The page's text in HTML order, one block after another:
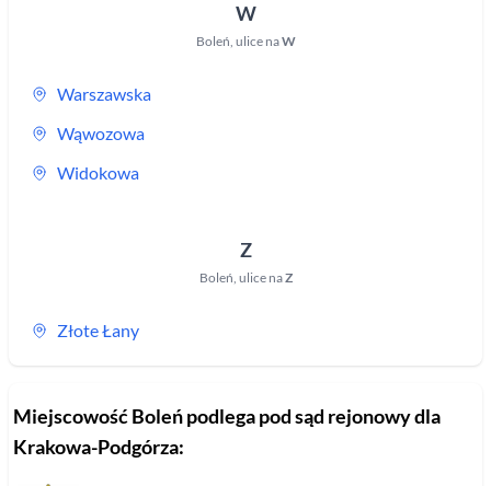
W
Boleń, ulice naW
Warszawska
Wąwozowa
Widokowa
Z
Boleń, ulice naZ
Złote Łany
MiejscowośćBoleńpodlega pod sąd rejonowydla
Krakowa-Podgórza: